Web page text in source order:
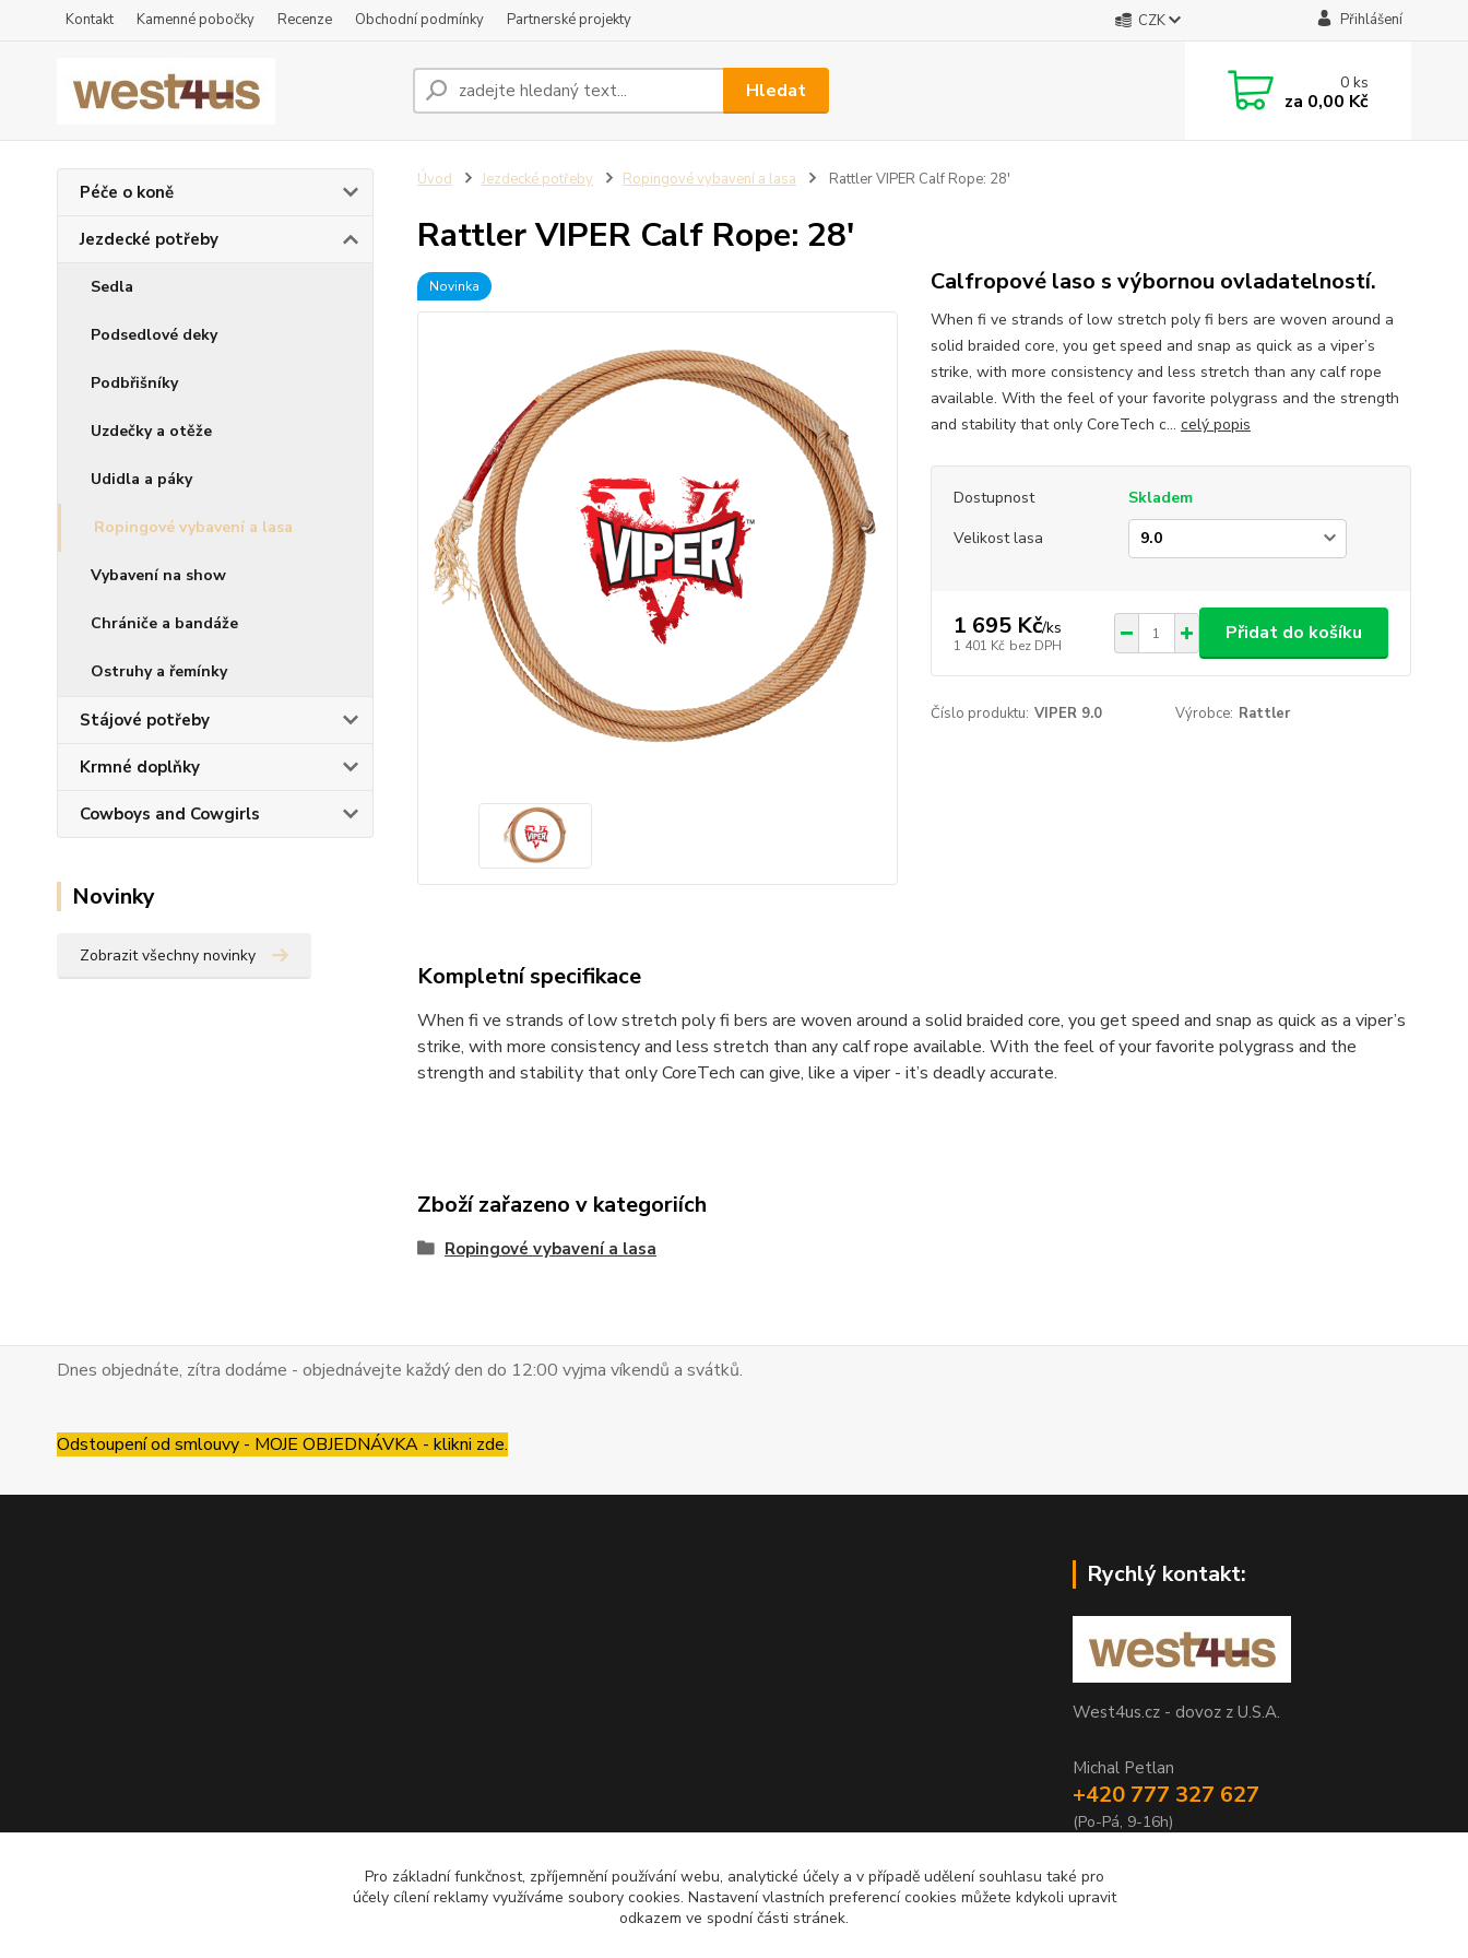
Kontakt Kamenné pobočky Recenze Obchodní podmínky Partnerské projekty CZK Přihlášení
Hledat 0ks
za 0,00 Kč
Péče o koně
Jezdecké potřeby
Sedla
Podsedlové deky
Podbřišníky
Uzdečky a otěže
Udidla a páky
Ropingové vybavení a lasa
Vybavení na show
Chrániče a bandáže
Ostruhy a řemínky
Stájové potřeby
Krmné doplňky
Cowboys and Cowgirls
Novinky
Zobrazit všechny novinky
Úvod Jezdecké potřeby Ropingové vybavení a lasa Rattler VIPER Calf Rope: 28'
Rattler VIPER Calf Rope: 28'
Novinka Calfropové laso s výbornou ovladatelností.
When fi ve strands of low stretch poly fi bers are woven around a
solid braided core, you get speed and snap as quick as a viper’s
strike, with more consistency and less stretch than any calf rope
available. With the feel of your favorite polygrass and the strength
and stability that only CoreTech c... celý popis
Dostupnost
Skladem
Velikost lasa
1 695 Kč/ks
1 401 Kč bez DPH
Přidat do košíku
Číslo produktu: VIPER 9.0 Výrobce: Rattler
Kompletní specifikace
When fi ve strands of low stretch poly fi bers are woven around a solid braided core, you get speed and snap as quick as a viper’s
strike, with more consistency and less stretch than any calf rope available. With the feel of your favorite polygrass and the
strength and stability that only CoreTech can give, like a viper - it’s deadly accurate.
Zboží zařazeno v kategoriích
Ropingové vybavení a lasa
Dnes objednáte, zítra dodáme - objednávejte každý den do 12:00 vyjma víkendů a svátků.
Odstoupení od smlouvy - MOJE OBJEDNÁVKA - klikni zde.
Rychlý kontakt:
West4us.cz - dovoz z U.S.A.
Michal Petlan
+420 777 327 627
(Po-Pá, 9-16h)
Pro základní funkčnost, zpříjemnění používání webu, analytické účely a v případě udělení souhlasu také pro
účely cílení reklamy využíváme soubory cookies. Nastavení vlastních preferencí cookies můžete kdykoli upravit
odkazem ve spodní části stránek.